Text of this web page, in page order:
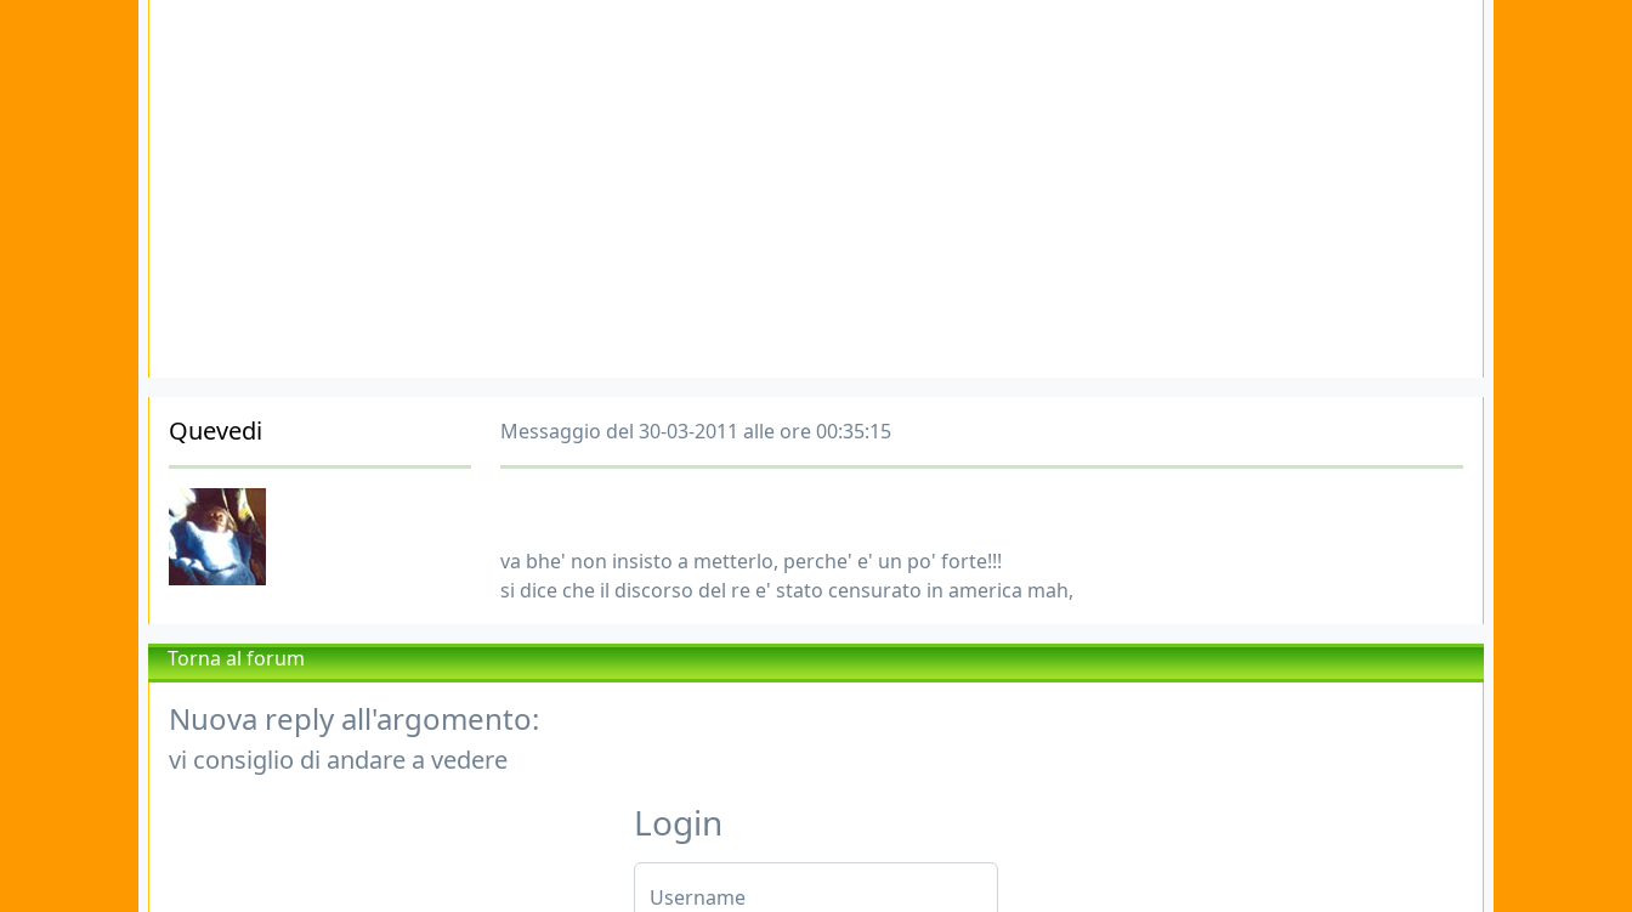
Quevedi Messaggio del 30-03-2011 alle ore 00:35:15
va bhe' non insisto a metterlo, perche' e' un po' forte!!!
si dice che il discorso del re e' stato censurato in america mah,
Torna al forum
Nuova reply all'argomento:
vi consiglio di andare a vedere
Login
Username